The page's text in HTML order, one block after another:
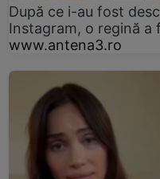
După ce i-au fost
Instagram, o regină a
www.antena3.ro